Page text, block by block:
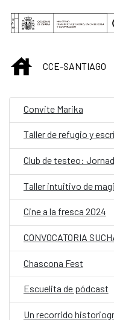
Saltar al contenido
INICIOCCE-SANTIAGO
Convite Marika
Taller de refugio y
Club de testeo:
Taller intuitivo de
Cine a la fresca 2024
CONVOCATORIA
Chascona Fest
Escuelita de pódcast
Un recorrido